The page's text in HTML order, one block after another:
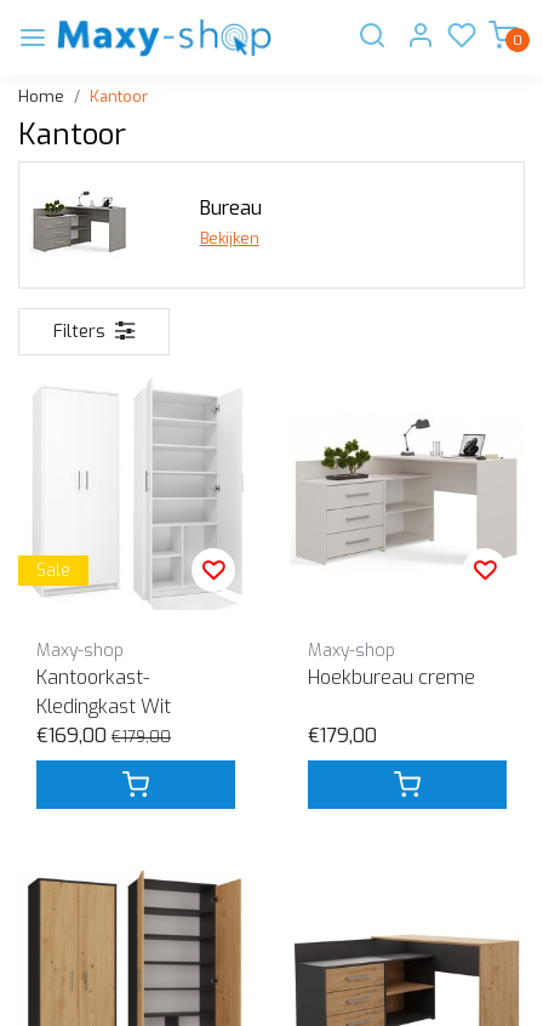
0
Home Kantoor
Kantoor
Bureau
Bekijken
Filters
Sale
Maxy-shop
Kantoorkast-
Kledingkast Wit
€169,00 €179,00
Maxy-shop
Hoekbureau creme
€179,00